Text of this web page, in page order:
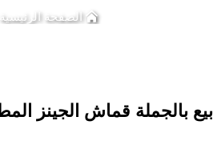
الصفحة الرئيسية
بيع بالجملة قماش الجينز